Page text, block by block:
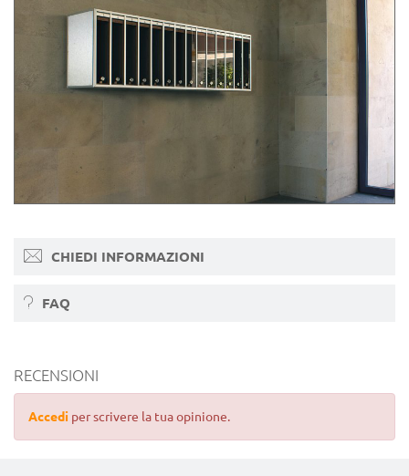
CHIEDI INFORMAZIONI
FAQ
RECENSIONI
Accedi per scrivere la tua opinione.